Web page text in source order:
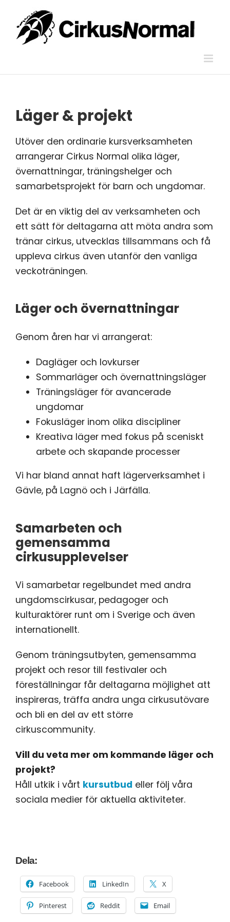
content
Läger & projekt
Utöver den ordinarie kursverksamheten
arrangerar Cirkus Normal olika läger,
övernattningar, träningshelger och
samarbetsprojekt för barn och ungdomar.
Det är en viktig del av verksamheten och
ett sätt för deltagarna att möta andra som
tränar cirkus, utvecklas tillsammans och få
uppleva cirkus även utanför den vanliga
veckoträningen.
Läger och övernattningar
Genom åren har vi arrangerat:
Dagläger och lovkurser
Sommarläger och övernattningsläger
Träningsläger för avancerade
ungdomar
Fokusläger inom olika discipliner
Kreativa läger med fokus på sceniskt
arbete och skapande processer
Vi har bland annat haft lägerverksamhet i
Gävle, på Lagnö och i Järfälla.
Samarbeten och
gemensamma
cirkusupplevelser
Vi samarbetar regelbundet med andra
ungdomscirkusar, pedagoger och
kulturaktörer runt om i Sverige och även
internationellt.
Genom träningsutbyten, gemensamma
projekt och resor till festivaler och
föreställningar får deltagarna möjlighet att
inspireras, träffa andra unga cirkusutövare
och bli en del av ett större
cirkuscommunity.
Vill du veta mer om kommande läger och
projekt?
Håll utkik i vårt kursutbud eller följ våra
sociala medier för aktuella aktiviteter.
Dela:
Facebook LinkedIn X
Pinterest Reddit Email